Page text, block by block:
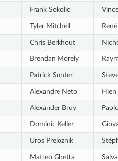
Frank Sokolic
Tyler Mitchell
Chris Berkhout
Brendan Morely
Patrick Sunter
Alexandre Neto Hien
Alexander Bruy
Dominic Keller
Uros Preloznik
Matteo Ghetta